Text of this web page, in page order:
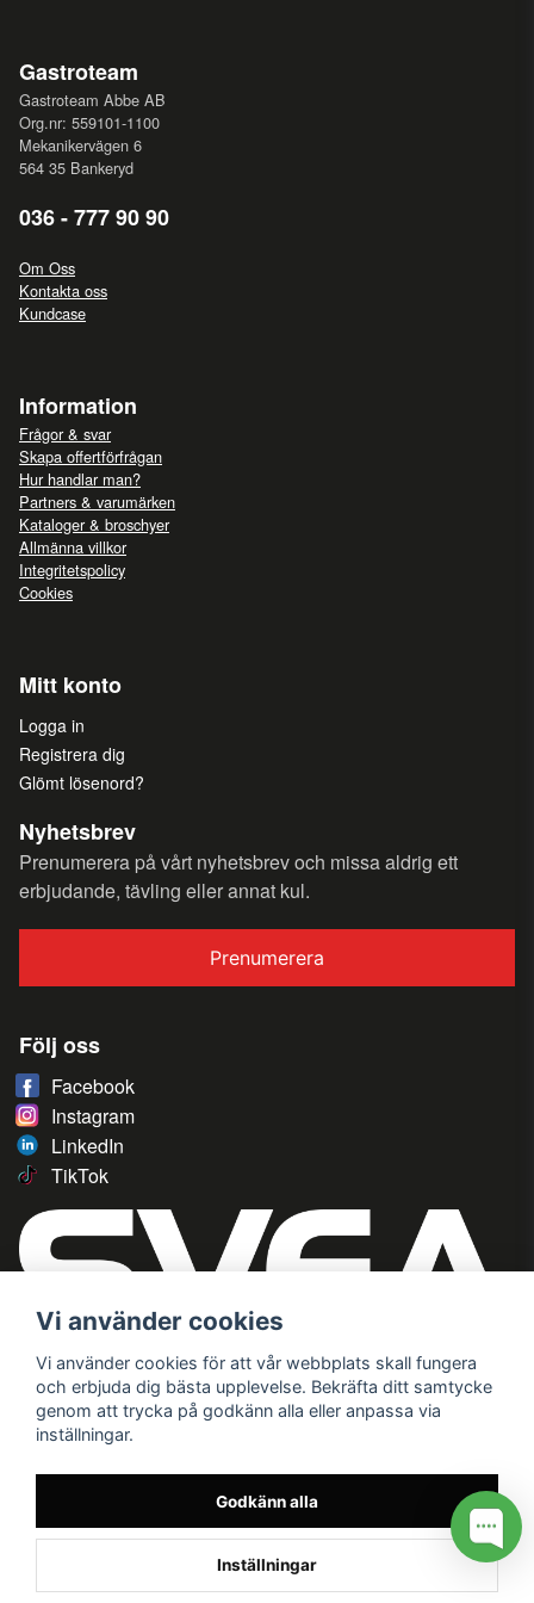
Gastroteam
Gastroteam Abbe AB
Org.nr: 559101-1100
Mekanikervägen 6
564 35 Bankeryd
036 - 777 90 90
Om Oss
Kontakta oss
Kundcase
Information
Frågor & svar
Skapa offertförfrågan
Hur handlar man?
Partners & varumärken
Kataloger & broschyer
Allmänna villkor
Integritetspolicy
Cookies
Mitt konto
Logga in
Registrera dig
Glömt lösenord?
Nyhetsbrev
Prenumerera på vårt nyhetsbrev och missa aldrig ett
erbjudande, tävling eller annat kul.
Prenumerera
Följ oss
Facebook
Instagram
LinkedIn
TikTok
Vi använder cookies
Vi använder cookies för att vår webbplats skall fungera
och erbjuda dig bästa upplevelse. Bekräfta ditt samtycke
genom att trycka på godkänn alla eller anpassa via
inställningar.
Godkänn alla
Inställningar